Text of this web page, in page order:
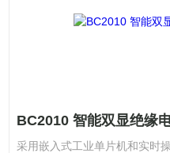
BC2010 智能双显绝缘
采用嵌入式工业单片机和实时